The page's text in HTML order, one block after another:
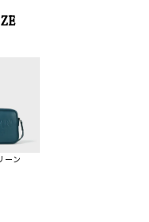
ーン